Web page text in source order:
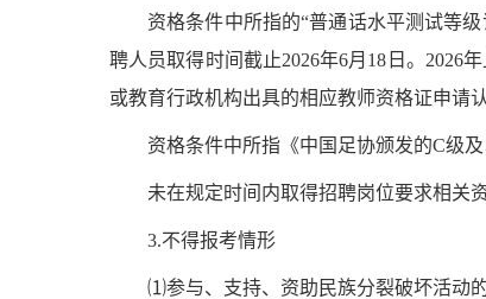
资格条件中所指的“普通话水平测试等
聘人员取得时间截止2026年6月 18 日 。 2026
或教育行政机构出具的相应教师资格证申请
资格条件中所指《中国足协颁发的C级
未在规定时间内取得招聘岗位要求相关
3.不得报考情形
⑴参与、支持、资助民族分裂破坏活动的